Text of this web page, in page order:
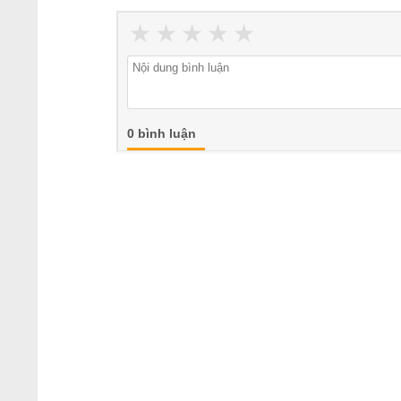
★
★
★
★
★
0 bình luận